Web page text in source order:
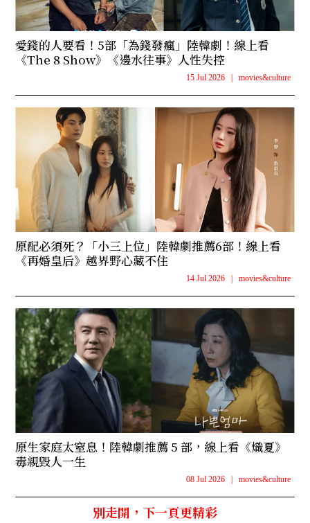
愛錢的人要看！5部「為錢發瘋」陸韓劇！線上看
《The 8 Show》《邊水往事》人性失控
15 Jul 2026 | movies&culture
原配必須死？「小三上位」陸韓劇推薦6部！線上看
《再婚皇后》越界野心藏不住
14 Jul 2026 | movies&culture
原生家庭太窒息！陸韓劇推薦 5 部，線上看《熾夏》
毒親毀人一生
08 Jul 2026 | movies&culture
別走開，下一頁更精彩